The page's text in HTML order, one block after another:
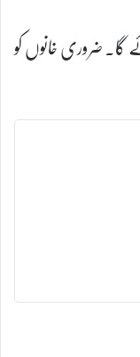
گا۔ضروری خانوں کو